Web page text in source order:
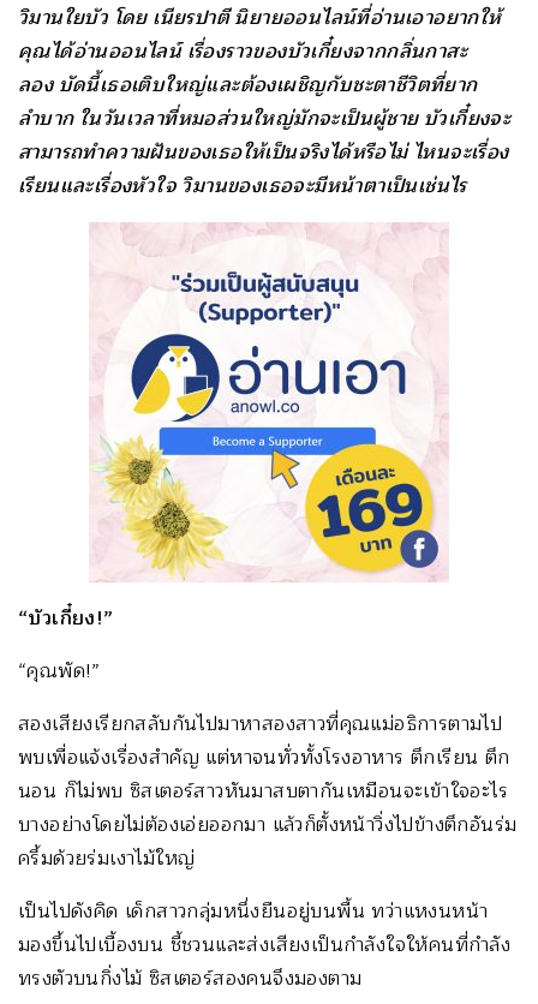
วิมานใยบัว โดย เนียรปาตี นิยายออนไลน์ที่อ่านเอาอยากให้
คุณได้อ่านออนไลน์ เรื่องราวของบัวเกี๋ยงจากกลิ่นกาสะ
ลอง บัดนี้เธอเติบใหญ่และต้องเผชิญกับชะตาชีวิตที่ยาก
ลำบาก ในวันเวลาที่หมอส่วนใหญ่มักจะเป็นผู้ชาย บัวเกี๋ยงจะ
สามารถทำความฝันของเธอให้เป็นจริงได้หรือไม่ ไหนจะเรื่อง
เรียนและเรื่องหัวใจ วิมานของเธอจะมีหน้าตาเป็นเช่นไร
“บัวเกี๋ยง!”
“คุณพัด!”
สองเสียงเรียกสลับกันไปมาหาสองสาวที่คุณแม่อธิการตามไป
พบเพื่อแจ้งเรื่องสำคัญ แต่หาจนทั่วทั้งโรงอาหาร ตึกเรียน ตึก
นอน ก็ไม่พบ ซิสเตอร์สาวหันมาสบตากันเหมือนจะเข้าใจอะไร
บางอย่างโดยไม่ต้องเอ่ยออกมา แล้วก็ตั้งหน้าวิ่งไปข้างตึกอันร่ม
ครึ้มด้วยร่มเงาไม้ใหญ่
เป็นไปดังคิด เด็กสาวกลุ่มหนึ่งยืนอยู่บนพื้น ทว่าแหงนหน้า
มองขึ้นไปเบื้องบน ชี้ชวนและส่งเสียงเป็นกำลังใจให้คนที่กำลัง
ทรงตัวบนกิ่งไม้ ซิสเตอร์สองคนจึงมองตาม